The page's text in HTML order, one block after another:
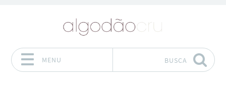
MENU BUSCA